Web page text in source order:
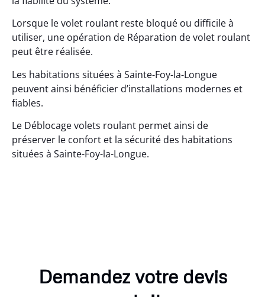
Lorsque le volet roulant reste bloqué ou difficile à
utiliser, une opération de Réparation de volet roulant
peut être réalisée.
Les habitations situées à Sainte-Foy-la-Longue
peuvent ainsi bénéficier d’installations modernes et
fiables.
Le Déblocage volets roulant permet ainsi de
préserver le confort et la sécurité des habitations
situées à Sainte-Foy-la-Longue.
Demandez votre devis